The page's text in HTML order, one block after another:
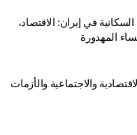
في إيران: الاقتصاد،
المهدورة
والاجتماعية والأزمات